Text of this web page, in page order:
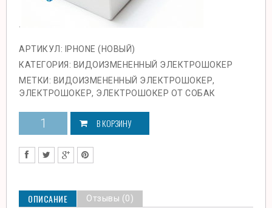
АРТИКУЛ:
IPHONE (НОВЫЙ)
КАТЕГОРИЯ: ВИДОИЗМЕНЕННЫЙ ЭЛЕКТРОШОКЕР
МЕТКИ: ВИДОИЗМЕНЕННЫЙ ЭЛЕКТРОШОКЕР,
ЭЛЕКТРОШОКЕР, ЭЛЕКТРОШОКЕР ОТ СОБАК
В КОРЗИНУ
ОПИСАНИЕ Отзывы (0)